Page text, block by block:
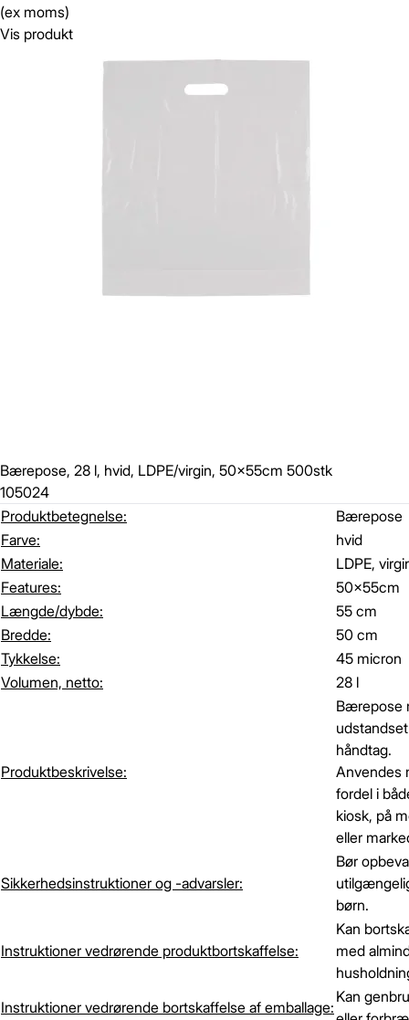
(ex moms)
Vis produkt
Bærepose, 28 l, hvid, LDPE/virgin, 50x55cm 500stk
105024
Produktbetegnelse:
Bærepose
Farve:
hvid
Materiale:
LDPE,
Features:
50x55cm
Længde/dybde:
55 cm
Bredde:
50 cm
Tykkelse:
45 micron
Volumen, netto:
28 l
Produktbeskrivelse:
Bærepose
udstandset
håndtag.
Anvendes
fordel i
kiosk, på
eller
Sikkerhedsinstruktioner og -advarsler:
Bør
børn.
Instruktioner vedrørende produktbortskaffelse:
Kan
med
Instruktioner vedrørende bortskaffelse af emballage:
Kan